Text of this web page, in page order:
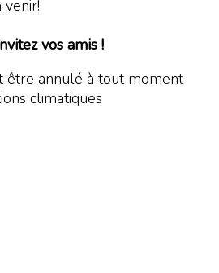
vos amis !
être annulé à tout moment
climatiques